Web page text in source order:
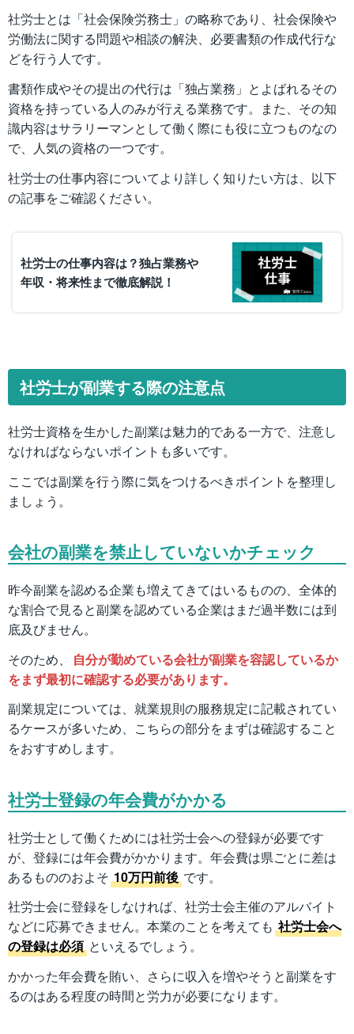
社労士とは「社会保険労務士」の略称であり、社会保険や
労働法に関する問題や相談の解決、必要書類の作成代行な
どを行う人です。
書類作成やその提出の代行は「独占業務」とよばれるその
資格を持っている人のみが行える業務です。また、その知
識内容はサラリーマンとして働く際にも役に立つものなの
で、人気の資格の一つです。
社労士の仕事内容についてより詳しく知りたい方は、以下
の記事をご確認ください。
社労士の仕事内容は？独占業務や
年収・将来性まで徹底解説！
社労士が副業する際の注意点
社労士資格を生かした副業は魅力的である一方で、注意し
なければならないポイントも多いです。
ここでは副業を行う際に気をつけるべきポイントを整理し
ましょう。
会社の副業を禁止していないかチェック
昨今副業を認める企業も増えてきてはいるものの、全体的
な割合で見ると副業を認めている企業はまだ過半数には到
底及びません。
そのため、
自分が勤めている会社が副業を容認しているか
をまず最初に確認する必要があります。
副業規定については、就業規則の服務規定に記載されてい
るケースが多いため、こちらの部分をまずは確認すること
をおすすめします。
社労士登録の年会費がかかる
社労士として働くためには社労士会への登録が必要です
が、登録には年会費がかかります。年会費は県ごとに差は
あるもののおよそ 10万円前後 です。
社労士会に登録をしなければ、社労士会主催のアルバイト
などに応募できません。本業のことを考えても 社労士会へ
の登録は必須 といえるでしょう。
かかった年会費を賄い、さらに収入を増やそうと副業をす
るのはある程度の時間と労力が必要になります。